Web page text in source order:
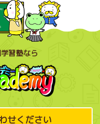
習塾なら
せください